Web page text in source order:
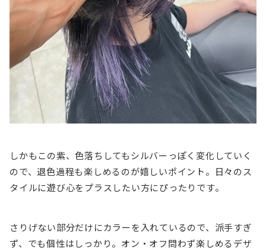
しかもこの紫、色落ちしてもシルバーっぽく変化していく
ので、退色過程も楽しめるのが嬉しいポイント。日々のス
タイルに遊び心をプラスしたい方にぴったりです。
さりげない部分だけにカラーを入れているので、派手すぎ
ず、でも個性はしっかり。オン・オフ問わず楽しめるデザ